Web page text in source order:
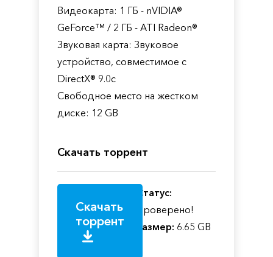
Видеокарта: 1 ГБ - nVIDIA®
GeForce™ / 2 ГБ - ATI Radeon®
Звуковая карта: Звуковое
устройство, совместимое с
DirectX® 9.0с
Свободное место на жестком
диске: 12 GB
Скачать торрент
Скачать
торрент
Статус:
Проверено!
Размер: 6.65 GB